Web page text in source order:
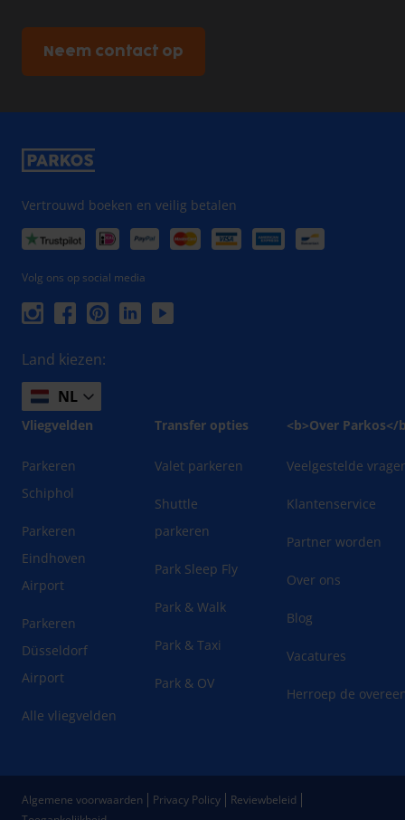
Neem contact op
Vertrouwd boeken en veilig betalen
Volg ons op social media
Land kiezen:
NL
Vliegvelden
Parkeren
Schiphol
Parkeren
Eindhoven
Airport
Parkeren
Düsseldorf
Airport
Alle vliegvelden
Transfer opties
Valet parkeren
Shuttle
parkeren
Park Sleep Fly
Park & Walk
Park & Taxi
Park & OV
<b>Over Parkos</
Veelgestelde
Klantenservice
Partner worden
Over ons
Blog
Vacatures
Herroep de
Algemene voorwaarden Privacy Policy
Reviewbeleid